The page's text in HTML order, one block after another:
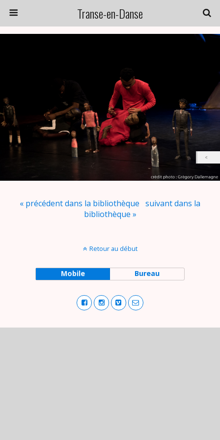
Transe-en-Danse
« précédent dans la bibliothèque suivant dans la
bibliothèque »
Retour au début
Mobile Bureau